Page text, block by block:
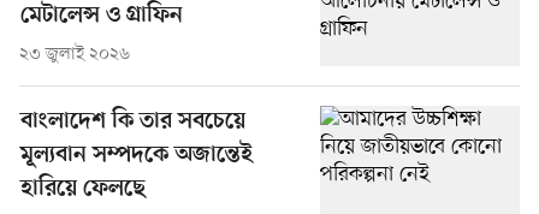
মেটালেন্স ও গ্রাফিন
২৩ জুলাই ২০২৬
বাংলাদেশ কি তার সবচেয়ে
মূল্যবান সম্পদকে অজান্তেই
হারিয়ে ফেলছে